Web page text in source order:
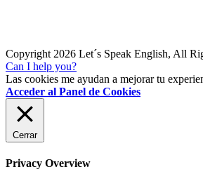
Copyright 2026 Let´s Speak English, All
Can I help you?
Las cookies me ayudan a mejorar tu
Acceder al Panel de Cookies
Cerrar
Privacy Overview